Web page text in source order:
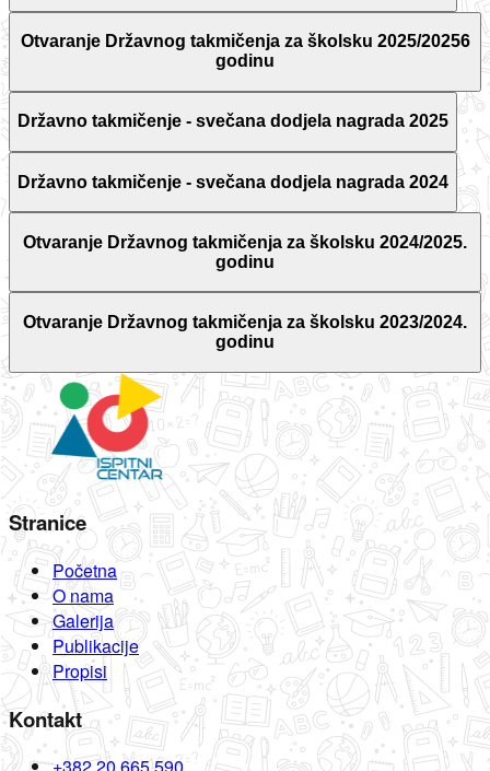
Otvaranje Državnog takmičenja za školsku 2025/20256
godinu
Državno takmičenje - svečana dodjela nagrada 2025
Državno takmičenje - svečana dodjela nagrada 2024
Otvaranje Državnog takmičenja za školsku 2024/2025.
godinu
Otvaranje Državnog takmičenja za školsku 2023/2024.
godinu
Stranice
Početna
O nama
Galerija
Publikacije
Propisi
Kontakt